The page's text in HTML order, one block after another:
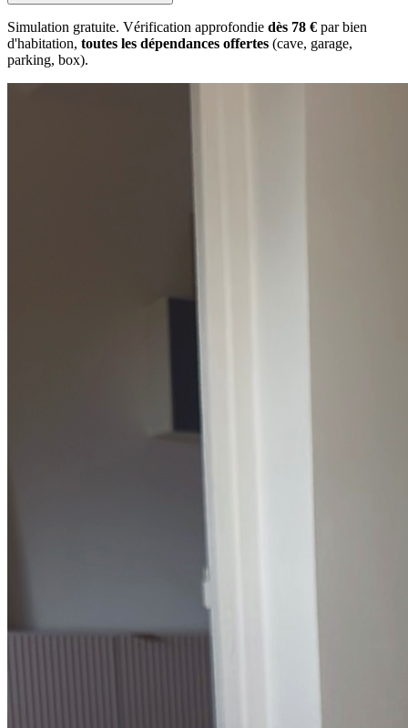
Simulation gratuite. Vérification approfondie dès 78 € par bien
d'habitation, toutes les dépendances offertes (cave, garage,
parking, box).